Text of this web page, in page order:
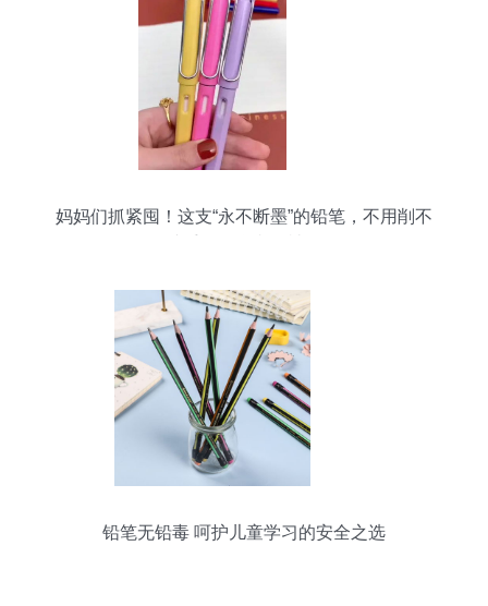
妈妈们抓紧囤！这支“永不断墨”的铅笔，不用削不
铅笔无铅毒 呵护儿童学习的安全之选